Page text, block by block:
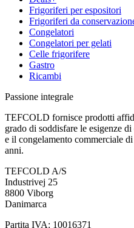
Frigoriferi per espositori
Frigoriferi da
Congelatori
Congelatori per gelati
Celle frigorifere
Gastro
Ricambi
Passione integrale
TEFCOLD fornisce prodotti
grado di soddisfare le esigenze
e il congelamento commerciale
anni.
TEFCOLD A/S
Industrivej 25
8800 Viborg
Danimarca
Partita IVA: 10016371